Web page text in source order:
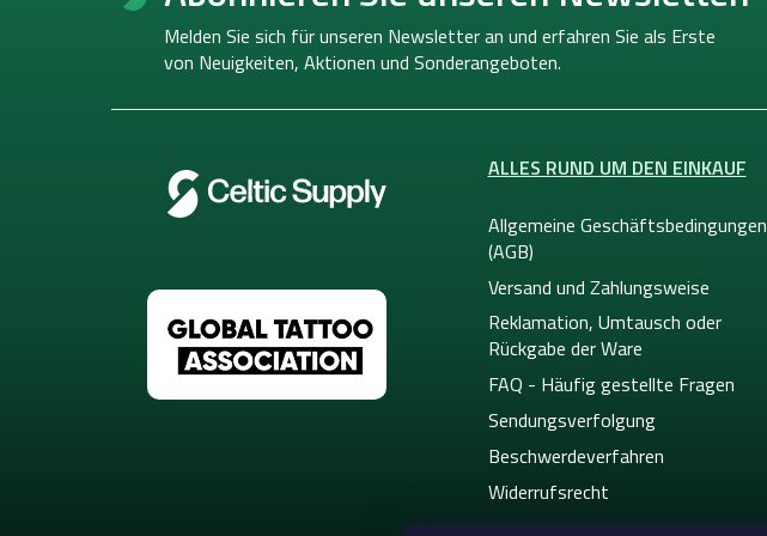
Melden Sie sich für unseren Newsletter an und erfahren Sie als Erste
von Neuigkeiten, Aktionen und Sonderangeboten.
ALLES RUND UM DEN EINKAUF
Allgemeine Geschäftsbedingungen
(AGB)
Versand und Zahlungsweise
Reklamation, Umtausch oder
Rückgabe der Ware
FAQ - Häufig gestellte Fragen
Sendungsverfolgung
Beschwerdeverfahren
Widerrufsrecht